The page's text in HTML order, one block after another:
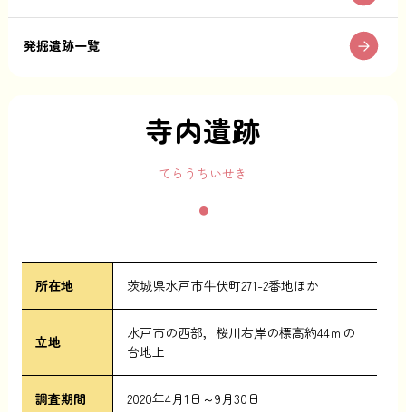
発掘遺跡一覧
寺内遺跡
てらうちいせき
所在地 茨城県水戸市牛伏町271-2番地ほか
立地
水戸市の西部，桜川右岸の標高約44ｍの
台地上
調査期間 2020年4月1日～9月30日